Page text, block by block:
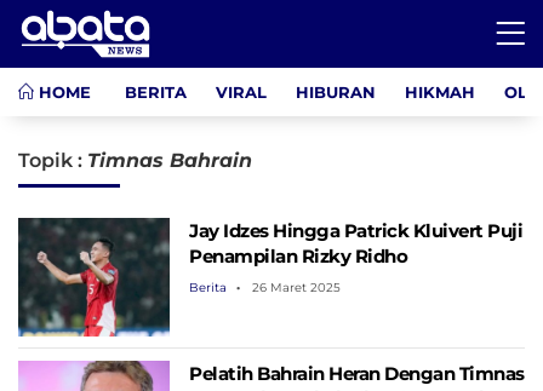
HOME BERITA VIRAL HIBURAN HIKMAH
Topik : Timnas Bahrain
Jay Idzes Hingga Patrick Kluivert Puji
Penampilan Rizky Ridho
Berita 26 Maret 2025
Pelatih Bahrain Heran Dengan Timnas